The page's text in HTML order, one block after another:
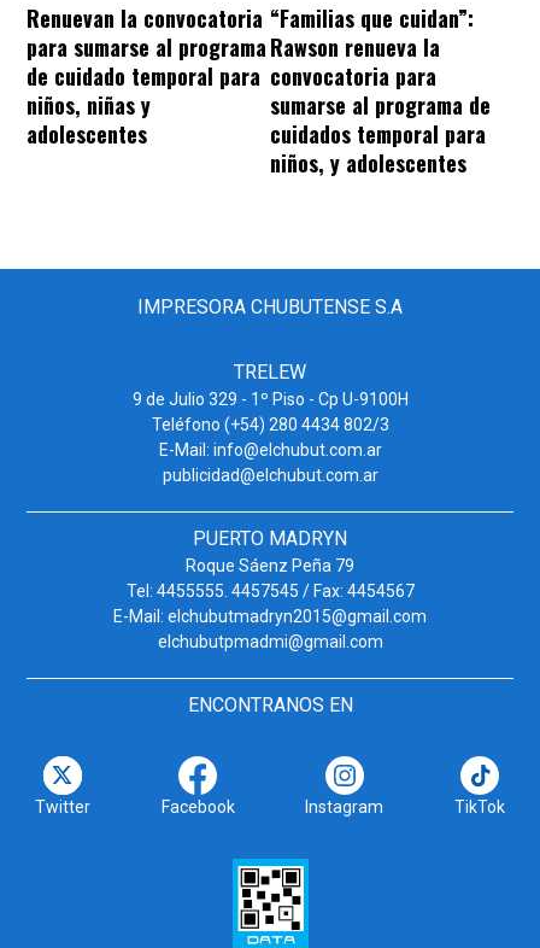
Renuevan la convocatoria
para sumarse al programa
de cuidado temporal para
niños, niñas y
adolescentes
“Familias que cuidan”:
Rawson renueva la
convocatoria para
sumarse al programa de
cuidados temporal para
niños, y adolescentes
IMPRESORA CHUBUTENSE S.A
TRELEW
9 de Julio 329 - 1º Piso - Cp U-9100H
Teléfono (+54) 280 4434 802/3
E-Mail: info@elchubut.com.ar
publicidad@elchubut.com.ar
PUERTO MADRYN
Roque Sáenz Peña 79
Tel: 4455555. 4457545 / Fax: 4454567
E-Mail: elchubutmadryn2015@gmail.com
elchubutpmadmi@gmail.com
ENCONTRANOS EN
Twitter Facebook Instagram TikTok